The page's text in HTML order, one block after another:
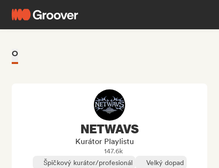
O
NETWAVS
Kurátor Playlistu
147.6k
Špičkový kurátor/profesionál
Velký dopad